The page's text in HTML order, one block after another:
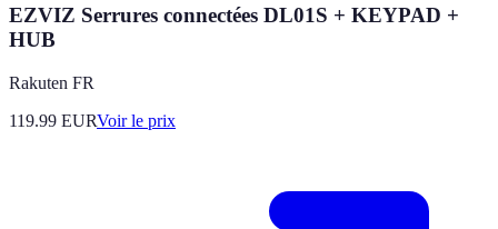
EZVIZ Serrures connectées DL01S + KEYPAD +
HUB
Rakuten FR
119.99 EURVoir le prix